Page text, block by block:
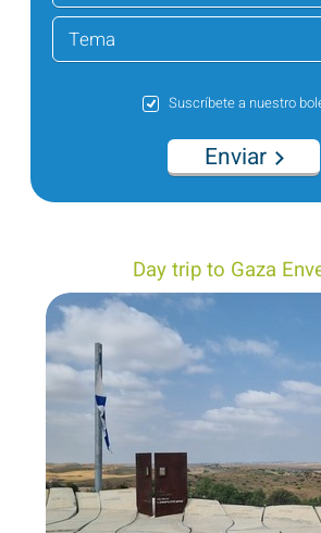
Suscríbete a nuestro
Enviar
Day trip to Gaza